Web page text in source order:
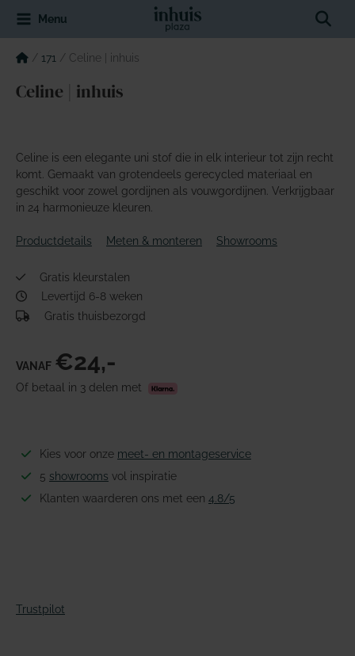
naar
inhoud
Menu
/ 171 / Celine | inhuis
Celine | inhuis
Celine is een elegante uni stof die in elk interieur tot zijn recht
komt. Gemaakt van grotendeels gerecycled materiaal en
geschikt voor zowel gordijnen als vouwgordijnen. Verkrijgbaar
in 24 harmonieuze kleuren.
Productdetails Meten & monteren Showrooms
Gratis kleurstalen
Levertijd 6-8 weken
Gratis thuisbezorgd
VANAF €24,-
Of betaal in 3 delen met
Kies voor onze meet- en montageservice
5 showrooms vol inspiratie
Klanten waarderen ons met een 4.8/5
Trustpilot